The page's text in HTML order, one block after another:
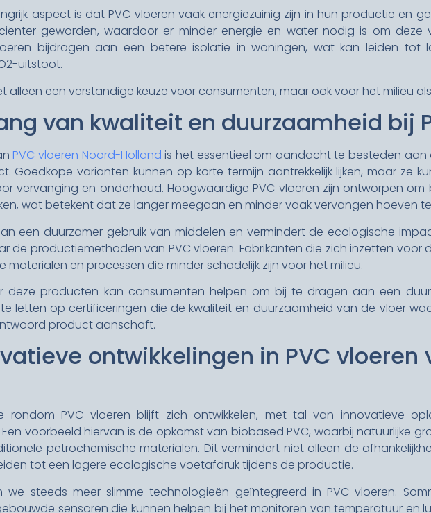
aspect is dat PVC vloeren vaak energiezuinig zijn in hun productie en
geworden, waardoor er minder energie en water nodig is om deze
bijdragen aan een betere isolatie in woningen, wat kan leiden tot
uitstoot.
alleen een verstandige keuze voor consumenten, maar ook voor het milieu
van kwaliteit en duurzaamheid bij
PVC vloeren Noord-Holland is het essentieel om aandacht te besteden aan
Goedkope varianten kunnen op korte termijn aantrekkelijk lijken, maar ze
vervanging en onderhoud. Hoogwaardige PVC vloeren zijn ontworpen
wat betekent dat ze langer meegaan en minder vaak vervangen hoeven
een duurzamer gebruik van middelen en vermindert de ecologische
de productiemethoden van PVC vloeren. Fabrikanten die zich inzetten voor
materialen en processen die minder schadelijk zijn voor het milieu.
deze producten kan consumenten helpen om bij te dragen aan een
letten op certificeringen die de kwaliteit en duurzaamheid van de vloer
product aanschaft.
ontwikkelingen in PVC vloeren
rondom PVC vloeren blijft zich ontwikkelen, met tal van innovatieve
voorbeeld hiervan is de opkomst van biobased PVC, waarbij natuurlijke
petrochemische materialen. Dit vermindert niet alleen de
tot een lagere ecologische voetafdruk tijdens de productie.
we steeds meer slimme technologieën geïntegreerd in PVC vloeren.
sensoren die kunnen helpen bij het monitoren van temperatuur en